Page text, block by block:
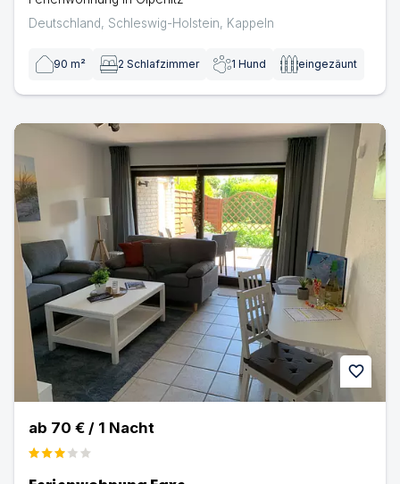
Deutschland, Schleswig-Holstein, Kappeln
90 m² 2 Schlafzimmer 1 Hund eingezäunt
favorite
Ferienwohnung Faxe | Ferienwohnung in Maasholm-Bad
ab 70 € / 1 Nacht